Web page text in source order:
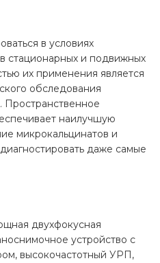
в условиях
стационарных и подвижных
их применения является
обследования
Пространственное
наилучшую
микрокальцинатов и
даже самые
двухфокусная
устройство с
высокочастотный УРП,